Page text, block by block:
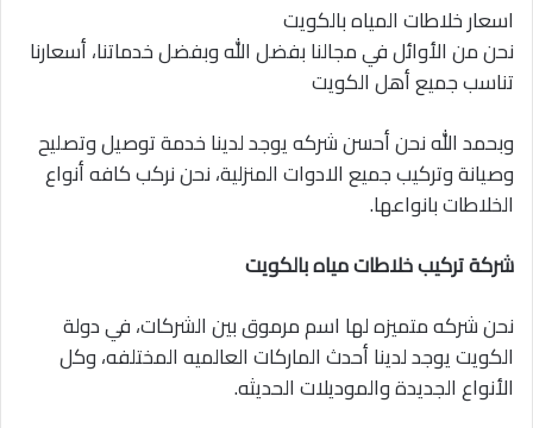
اسعار خلاطات المياه بالكويت
نحن من الأوائل في مجالنا بفضل الله وبفضل خدماتنا، أسعارنا
تناسب جميع أهل الكويت
وبحمد الله نحن أحسن شركه يوجد لدينا خدمة توصيل وتصليح
وصيانة وتركيب جميع الادوات المنزلية، نحن نركب كافه أنواع
الخلاطات بانواعها.
شركة تركيب خلاطات مياه بالكويت
نحن شركه متميزه لها اسم مرموق بين الشركات، في دولة
الكويت يوجد لدينا أحدث الماركات العالميه المختلفه، وكل
الأنواع الجديدة والموديلات الحديثه.